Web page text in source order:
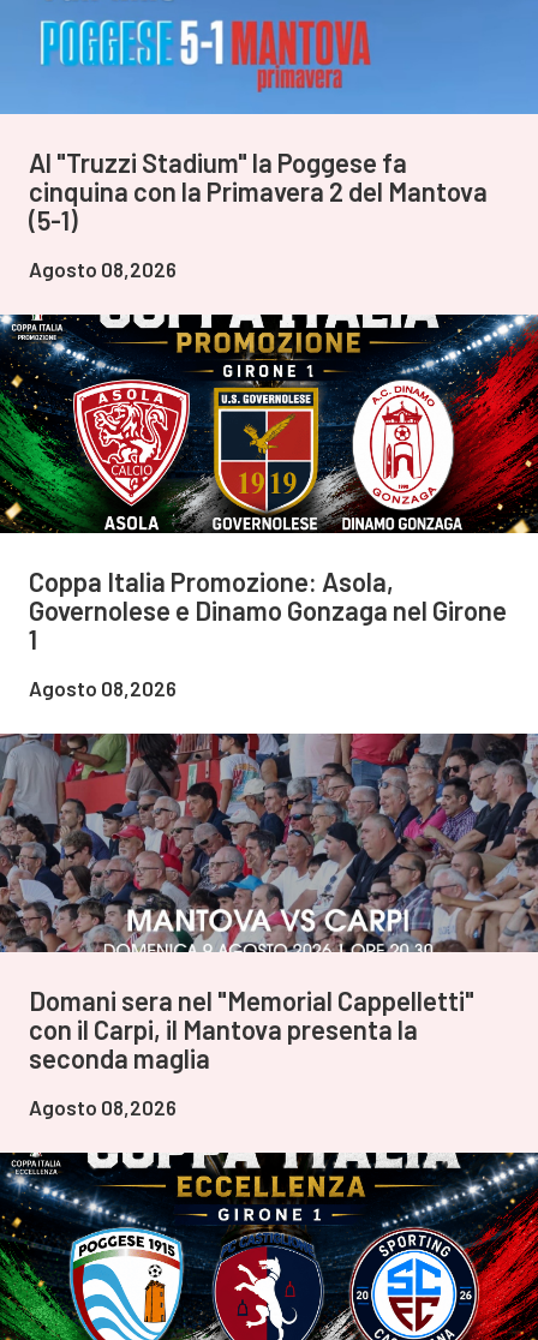
Al "Truzzi Stadium" la Poggese fa
cinquina con la Primavera 2 del Mantova
(5-1)
Agosto 08,2026
Coppa Italia Promozione: Asola,
Governolese e Dinamo Gonzaga nel Girone
1
Agosto 08,2026
Domani sera nel "Memorial Cappelletti"
con il Carpi, il Mantova presenta la
seconda maglia
Agosto 08,2026